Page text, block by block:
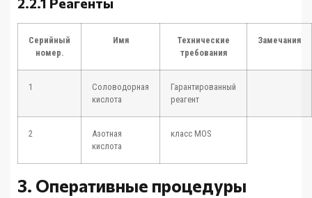
Серийный
номер.
Имя
Технические
требования
Замечания
1
Соловодорная
кислота
Гарантированный
реагент
2
Азотная
кислота
класс MOS
3. Оперативные процедуры